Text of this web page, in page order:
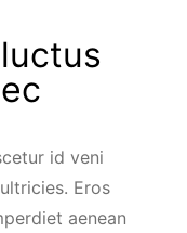
id veni
Eros
aenean